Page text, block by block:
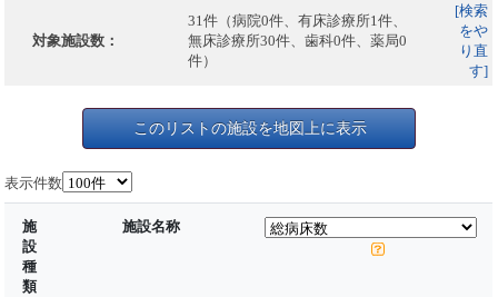
対象施設数：
31件（病院0件、有床診療所1件、
無床診療所30件、歯科0件、薬局0
件）
[検索
をや
り直
す]
このリストの施設を地図上に表示
表示件数
施
設
種
類
施設名称